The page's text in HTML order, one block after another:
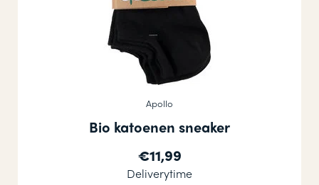
Apollo
Bio katoenen sneaker
€11,99
Deliverytime